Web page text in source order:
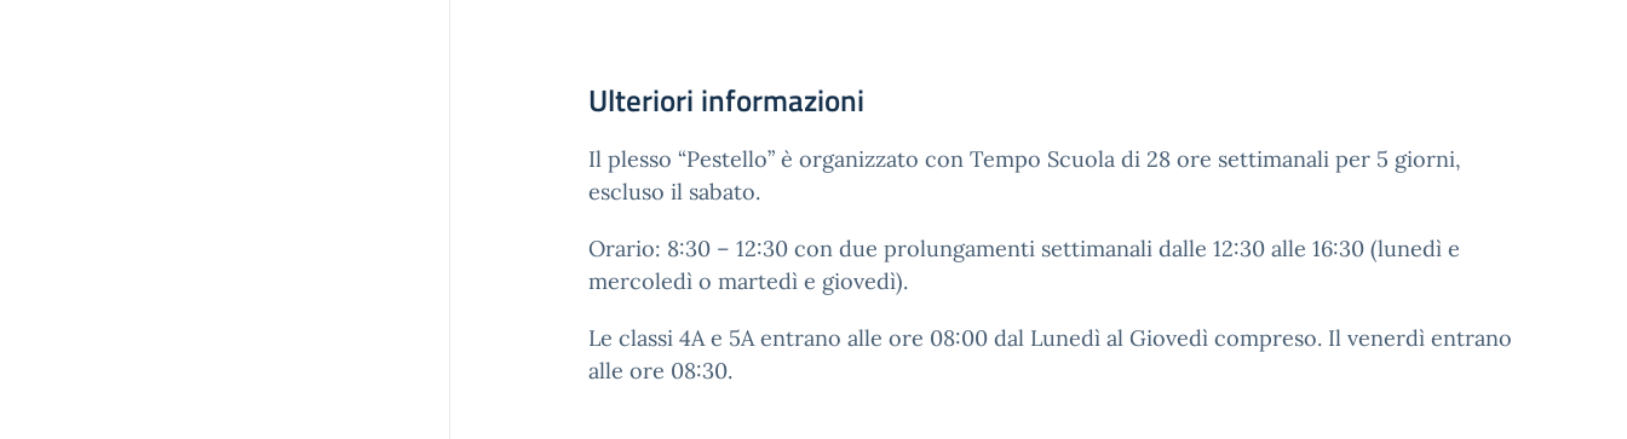
Ulteriori informazioni
Il plesso “Pestello” è organizzato con Tempo Scuola di 28 ore settimanali per 5 giorni,
escluso il sabato.
Orario: 8:30 – 12:30 con due prolungamenti settimanali dalle 12:30 alle 16:30 (lunedì e
mercoledì o martedì e giovedì).
Le classi 4A e 5A entrano alle ore 08:00 dal Lunedì al Giovedì compreso. Il venerdì entrano
alle ore 08:30.